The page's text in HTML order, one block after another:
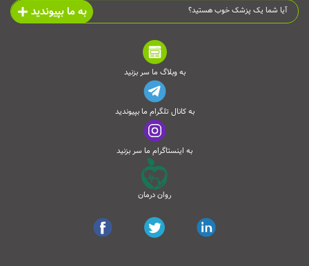
آیا شما یک پزشک خوب هستید؟ به ما بپیوندید
به وبلاگ ما سر بزنید
به کانال تلگرام ما بپیوندید
به اینستاگرام ما سر بزنید
روان درمان